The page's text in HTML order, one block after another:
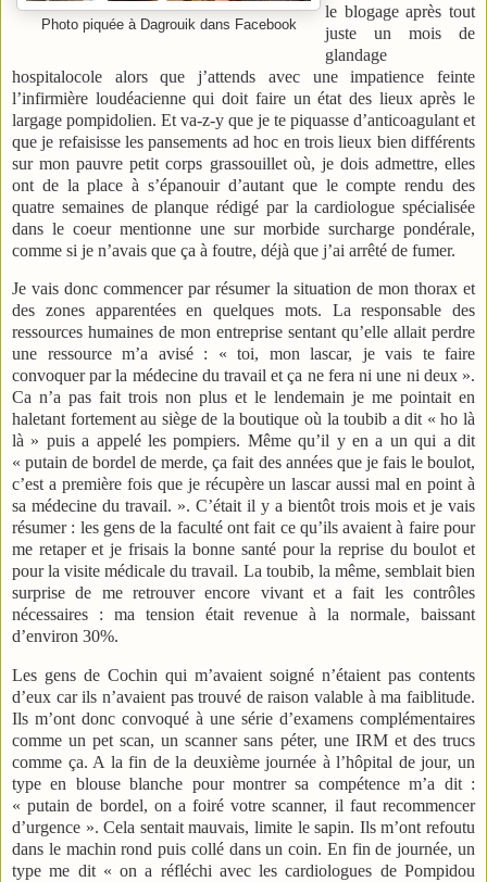
Photo piquée à Dagrouik dans Facebook
le blogage après tout
juste un mois de
glandage
hospitalocole alors que j’attends avec une impatience feinte
l’infirmière loudéacienne qui doit faire un état des lieux après le
largage pompidolien. Et va-z-y que je te piquasse d’anticoagulant et
que je refaisisse les pansements ad hoc en trois lieux bien différents
sur mon pauvre petit corps grassouillet où, je dois admettre, elles
ont de la place à s’épanouir d’autant que le compte rendu des
quatre semaines de planque rédigé par la cardiologue spécialisée
dans le coeur mentionne une sur morbide surcharge pondérale,
comme si je n’avais que ça à foutre, déjà que j’ai arrêté de fumer.
Je vais donc commencer par résumer la situation de mon thorax et
des zones apparentées en quelques mots. La responsable des
ressources humaines de mon entreprise sentant qu’elle allait perdre
une ressource m’a avisé : « toi, mon lascar, je vais te faire
convoquer par la médecine du travail et ça ne fera ni une ni deux ».
Ca n’a pas fait trois non plus et le lendemain je me pointait en
haletant fortement au siège de la boutique où la toubib a dit « ho là
là » puis a appelé les pompiers. Même qu’il y en a un qui a dit
« putain de bordel de merde, ça fait des années que je fais le boulot,
c’est a première fois que je récupère un lascar aussi mal en point à
sa médecine du travail. ». C’était il y a bientôt trois mois et je vais
résumer : les gens de la faculté ont fait ce qu’ils avaient à faire pour
me retaper et je frisais la bonne santé pour la reprise du boulot et
pour la visite médicale du travail. La toubib, la même, semblait bien
surprise de me retrouver encore vivant et a fait les contrôles
nécessaires : ma tension était revenue à la normale, baissant
d’environ 30%.
Les gens de Cochin qui m’avaient soigné n’étaient pas contents
d’eux car ils n’avaient pas trouvé de raison valable à ma faiblitude.
Ils m’ont donc convoqué à une série d’examens complémentaires
comme un pet scan, un scanner sans péter, une IRM et des trucs
comme ça. A la fin de la deuxième journée à l’hôpital de jour, un
type en blouse blanche pour montrer sa compétence m’a dit :
« putain de bordel, on a foiré votre scanner, il faut recommencer
d’urgence ». Cela sentait mauvais, limite le sapin. Ils m’ont refoutu
dans le machin rond puis collé dans un coin. En fin de journée, un
type me dit « on a réfléchi avec les cardiologues de Pompidou